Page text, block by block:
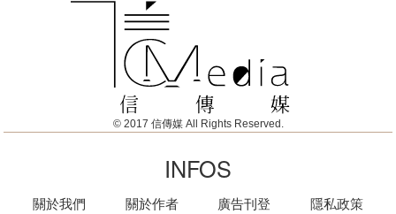
© 2017 信傳媒 All Rights Reserved.
INFOS
關於我們 關於作者 廣告刊登 隱私政策